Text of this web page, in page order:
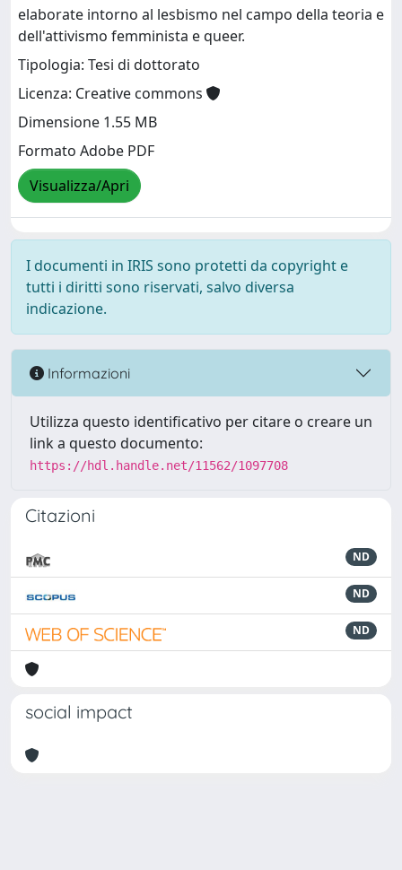
elaborate intorno al lesbismo nel campo della teoria e
dell'attivismo femminista e queer.
Tipologia: Tesi di dottorato
Licenza: Creative commons
Dimensione 1.55 MB
Formato Adobe PDF
Visualizza/Apri
I documenti in IRIS sono protetti da copyright e
tutti i diritti sono riservati, salvo diversa
indicazione.
Informazioni
Utilizza questo identificativo per citare o creare un
link a questo documento:
https://hdl.handle.net/11562/1097708
Citazioni
ND
ND
ND
social impact